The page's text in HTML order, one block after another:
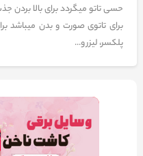
حسی تاتو میگردد برای بالا بردن
برای تاتوی صورت و بدن میباشد
پلکسر، لیزر و...